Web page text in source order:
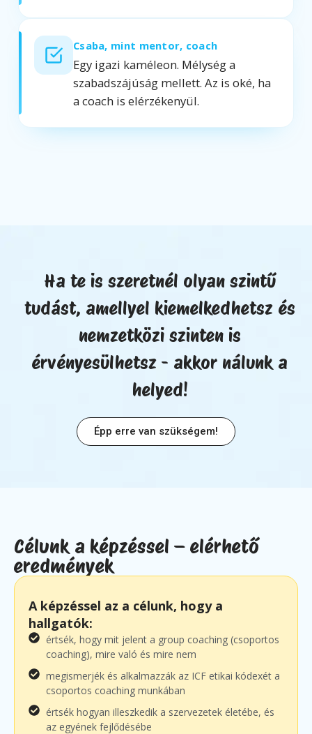
Csaba, mint mentor, coach
Egy igazi kaméleon. Mélység a
szabadszájúság mellett. Az is oké, ha
a coach is elérzékenyül.
Ha te is szeretnél olyan szintű
tudást, amellyel kiemelkedhetsz és
nemzetközi szinten is
érvényesülhetsz - akkor nálunk a
helyed!
Épp erre van szükségem!
Célunk a képzéssel – elérhető
eredmények
A képzéssel az a célunk, hogy a
hallgatók:
értsék, hogy mit jelent a group coaching (csoportos
coaching), mire való és mire nem
megismerjék és alkalmazzák az ICF etikai kódexét a
csoportos coaching munkában
értsék hogyan illeszkedik a szervezetek életébe, és
az egyének fejlődésébe